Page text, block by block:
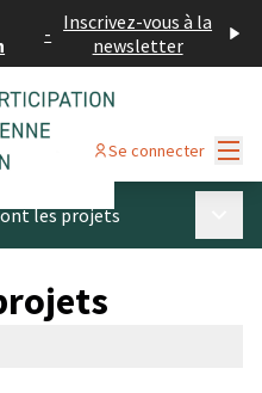
- Inscrivez-vous à la
newsletter
Se connecter
les projets